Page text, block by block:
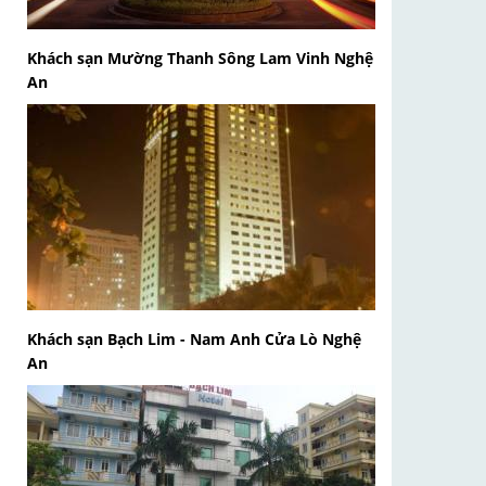
Khách sạn Mường Thanh Sông Lam Vinh Nghệ
An
Khách sạn Bạch Lim - Nam Anh Cửa Lò Nghệ
An